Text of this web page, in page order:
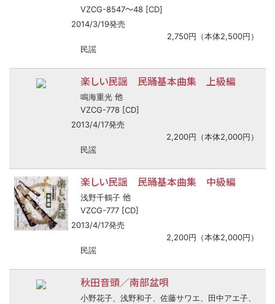
VZCG-8547〜48 [CD]
2014/3/19発売
2,750円（本体2,500円）
民謡
楽しい民謡 民踊基本曲集 上級編
鳴海重光 他
VZCG-778 [CD]
2013/4/17発売
2,200円（本体2,000円）
民謡
楽しい民謡 民踊基本曲集 中級編
浅野千鶴子 他
VZCG-777 [CD]
2013/4/17発売
2,200円（本体2,000円）
民謡
秋田音頭／南部盆唄
小野花子、浅野和子、佐藤サワエ、田中アエ子、